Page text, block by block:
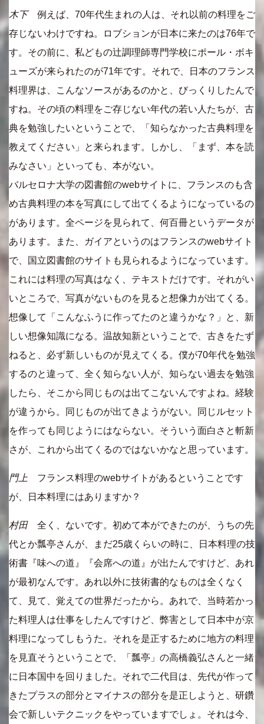
木下例えば、70年代生まれの人は、それ以前の料理をご
存じないわけですね。ロブションが日本に来たのは76年で
す。その前に、私どもの辻調理師専門学校にポール・ボキ
ューズが来られたのが71年です。それで、日本のフランス
料理界は、こんなソースがあるのかと、びっくりしたんで
すね。その頃の料理をご存じない年代の若い人たちが、古
典を勉強したいということで、「知らなかった古典料理を
教えてください」と来られます。しかし、「まず、本を読
みなさい」といっても、本がない。
バルセロナ大学の図書館のwebサイトに、フランスのも含
め古典料理の本を写真にして出てくるようになっているの
があります。全ページを見られて、何百冊というデータが
あります。また、ガイアというのはフランスのwebサイト
で、国立図書館のサイトも見られるようになっています。
これには料理の写真はなく、テキストだけです。それがい
いところで、写真がないものを見ると想像力が出てくる。
想像して「こんなふうに作ってたのと違うかな？」と、新
しい想像知識になる。温故知新ということで、古きをたず
ねると、必ず新しいものが見えてくる。僕が70年代を勉強
するのと違って、全く知らない人が、知らない過去を勉強
したら、そこから同じものは出てこないんですよね。経験
が違うから。同じものが出てきようがない。同じルセット
を作っても同じようにはならない。そういう面白さと斬新
さが、これから出てくるのではないかなと思っています。
門上 フランス料理のwebサイトがあるということです
が、日本料理にはありますか？
村田全く、ないです。初めて本ができたのが、うちの先
代とか瓢亭さんが、まだ25歳くらいの時に、日本料理の技
術書『味への道』『会席への道』が出たんですけど、あれ
が最初なんです。あれ以外に技術書的なものは全くなく
て、見て、覚えての世界だったから。あれで、当時若かっ
た料理人は仕事をしたんですけど、弊害として日本中が京
料理になってしもうた。それを是正するために地方の料理
を見直そうということで、「瓢亭」の高橋義弘さんと一緒
に日本国中を回りました。それで二代目は、先代が作って
きたプラスの部分とマイナスの部分を是正しようと、研鑽
会で新しいテクニックをやっていますでしょ。それは今、